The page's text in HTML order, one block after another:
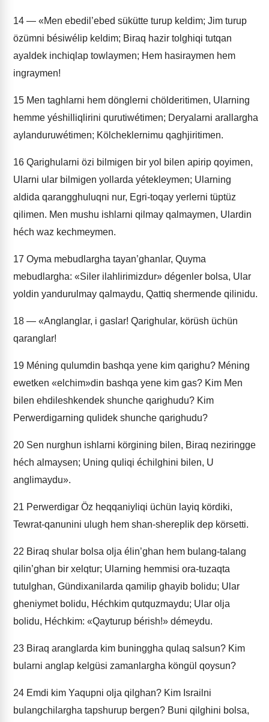
14 — «Men ebedil’ebed sükütte turup keldim; Jim turup
özümni bésiwélip keldim; Biraq hazir tolghiqi tutqan
ayaldek inchiqlap towlaymen; Hem hasiraymen hem
ingraymen!
15 Men taghlarni hem dönglerni chölderitimen, Ularning
hemme yéshilliqlirini qurutiwétimen; Deryalarni arallargha
aylanduruwétimen; Kölcheklernimu qaghjiritimen.
16 Qarighularni özi bilmigen bir yol bilen apirip qoyimen,
Ularni ular bilmigen yollarda yétekleymen; Ularning
aldida qarangghuluqni nur, Egri-toqay yerlerni tüptüz
qilimen. Men mushu ishlarni qilmay qalmaymen, Ulardin
héch waz kechmeymen.
17 Oyma mebudlargha tayan’ghanlar, Quyma
mebudlargha: «Siler ilahlirimizdur» dégenler bolsa, Ular
yoldin yandurulmay qalmaydu, Qattiq shermende qilinidu.
18 — «Anglanglar, i gaslar! Qarighular, körüsh üchün
qaranglar!
19 Méning qulumdin bashqa yene kim qarighu? Méning
ewetken «elchim»din bashqa yene kim gas? Kim Men
bilen ehdileshkendek shunche qarighudu? Kim
Perwerdigarning qulidek shunche qarighudu?
20 Sen nurghun ishlarni körgining bilen, Biraq neziringge
héch almaysen; Uning quliqi échilghini bilen, U
anglimaydu».
21 Perwerdigar Öz heqqaniyliqi üchün layiq kördiki,
Tewrat-qanunini ulugh hem shan-shereplik dep körsetti.
22 Biraq shular bolsa olja élin’ghan hem bulang-talang
qilin’ghan bir xelqtur; Ularning hemmisi ora-tuzaqta
tutulghan, Gündixanilarda qamilip ghayib bolidu; Ular
gheniymet bolidu, Héchkim qutquzmaydu; Ular olja
bolidu, Héchkim: «Qayturup bérish!» démeydu.
23 Biraq aranglarda kim buninggha qulaq salsun? Kim
bularni anglap kelgüsi zamanlargha köngül qoysun?
24 Emdi kim Yaqupni olja qilghan? Kim Israilni
bulangchilargha tapshurup bergen? Buni qilghini bolsa,